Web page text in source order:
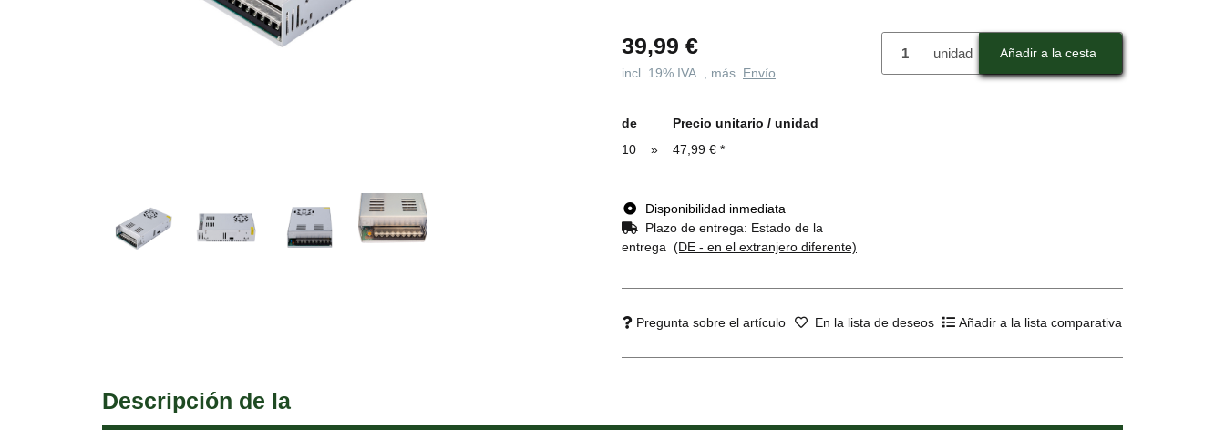
39,99 €
incl. 19% IVA. , más. Envío
de
Precio unitario / unidad
10
» 47,99 € *
Disponibilidad inmediata
Plazo de entrega: Estado de la
entrega (DE - en el extranjero diferente)
unidad Añadir a la cesta
Pregunta sobre el artículo En la lista de deseos Añadir a la lista comparativa
Descripción de la